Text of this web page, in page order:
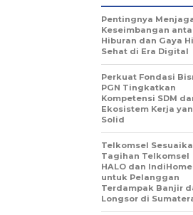
Pentingnya
Keseimbangan
Hiburan dan Gaya
Sehat di Era Digital
Perkuat Fondasi
PGN Tingkatkan
Kompetensi SDM
Ekosistem Kerja
Solid
Telkomsel
Tagihan Telkomsel
HALO dan IndiHome
untuk Pelanggan
Terdampak Banjir
Longsor di